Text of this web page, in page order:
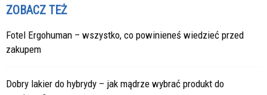
ZOBACZ TEŻ
Fotel Ergohuman – wszystko, co powinieneś wiedzieć przed
zakupem
Dobry lakier do hybrydy – jak mądrze wybrać produkt do